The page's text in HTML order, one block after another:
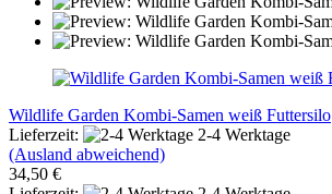
Wildlife Garden Kombi-Samen weiß Futtersilo
Lieferzeit:
2-4 Werktage
(Ausland abweichend)
34,50 €